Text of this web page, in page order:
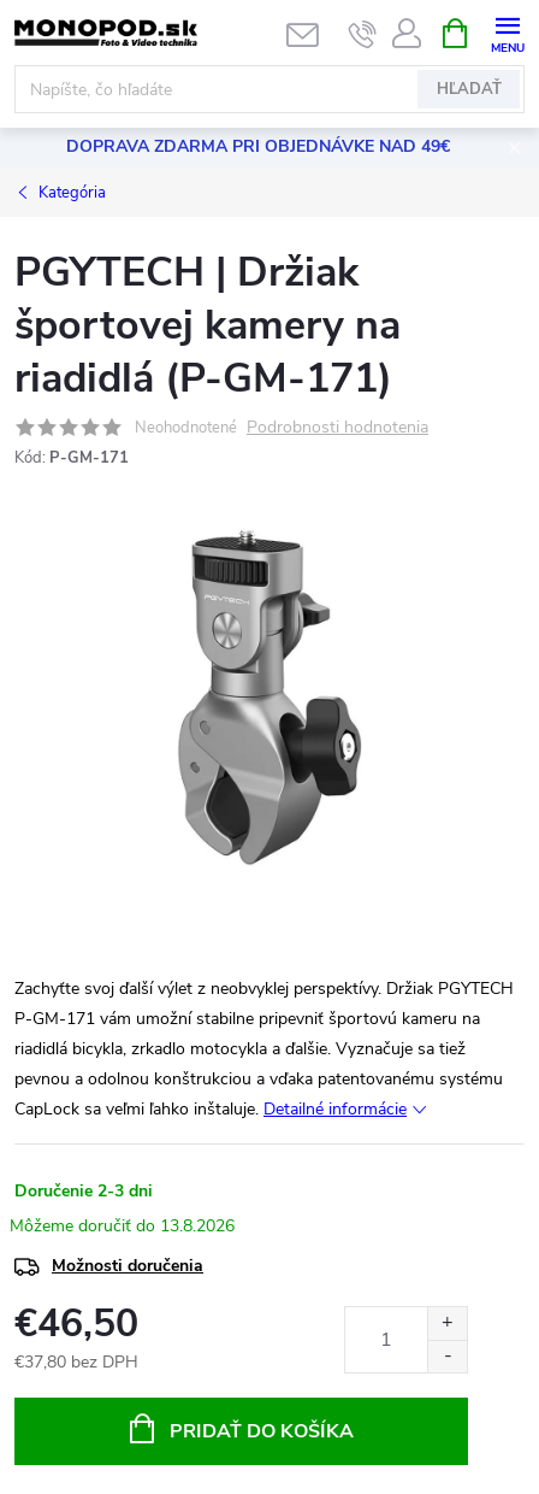
Prejsť
na
obsah
HĽADAŤ
KOŠÍK
DOPRAVA ZDARMA PRI OBJEDNÁVKE NAD 49€
Kategória
PGYTECH | Držiak
športovej kamery na
riadidlá (P-GM-171)
Neohodnotené Podrobnosti hodnotenia
Kód: P-GM-171
Zachyťte svoj ďalší výlet z neobvyklej perspektívy. Držiak PGYTECH
P-GM-171 vám umožní stabilne pripevniť športovú kameru na
riadidlá bicykla, zrkadlo motocykla a ďalšie. Vyznačuje sa tiež
pevnou a odolnou konštrukciou a vďaka patentovanému systému
CapLock sa veľmi ľahko inštaluje. Detailné informácie
Doručenie 2-3 dni
13.8.2026
Možnosti doručenia
€46,50
€37,80 bez DPH
PRIDAŤ DO KOŠÍKA